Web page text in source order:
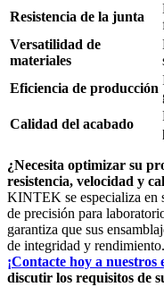
Resistencia de la junta
Versatilidad de
materiales
Eficiencia de producción
Calidad del acabado
¿Necesita optimizar su
resistencia, velocidad y
KINTEK se especializa en
de precisión para
garantiza que sus
de integridad y rendimiento.
¡Contacte hoy a nuestros
discutir los requisitos de